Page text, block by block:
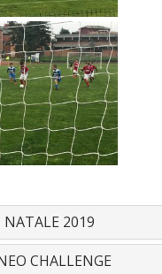
NATALE 2019
CHALLENGE